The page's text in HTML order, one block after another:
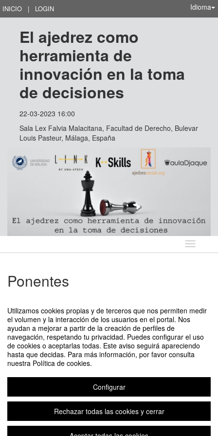
Utilizamos cookies propias y de terceros que nos permiten medir
el volumen y la interacción de los usuarios en el portal. Nos
ayudan a mejorar a partir de la creación de perfiles de
navegación, respetando tu privacidad. Puedes configurar el uso
de cookies o aceptarlas todas. Este aviso seguirá apareciendo
hasta que decidas. Para más información, por favor consulta
nuestra Política de cookies.
Configurar
Rechazar todas las cookies y cerrar
INICIO | LOGIN Idioma
El ajedrez como
herramienta de
innovación en la toma
de decisiones
22-03-2023 16:00
Sala Lex Falvia Malacitana, Facultad de Derecho, Bulevar
Louis Pasteur, Málaga, España
Idioma
Ponentes
Andalucía. Coordinador del programa educativo AulaDjaque
-Ernesto Fernández Romero- Gran Maestro de Ajedrez
-Salvador Perán Quesada- Profesor Titular de Derecho del
Trabajo y de la Seguridad Social (organizador)
-Rafael Borrego Peña- Abogado, Estudiante Programa de
El ajedrez como herramienta de innovación en la toma de decisiones